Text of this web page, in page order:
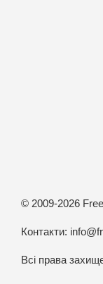
© 2009-2026
Контакти:
Всі права